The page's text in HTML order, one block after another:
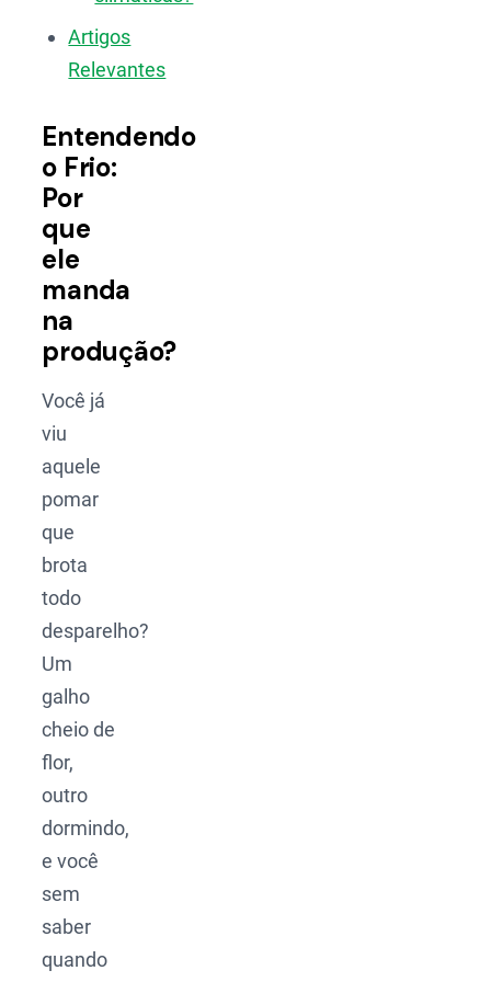
Artigos
Relevantes
Entendendo
o Frio:
Por
que
ele
manda
na
produção?
Você já
viu
aquele
pomar
que
brota
todo
desparelho?
Um
galho
cheio de
flor,
outro
dormindo,
e você
sem
saber
quando